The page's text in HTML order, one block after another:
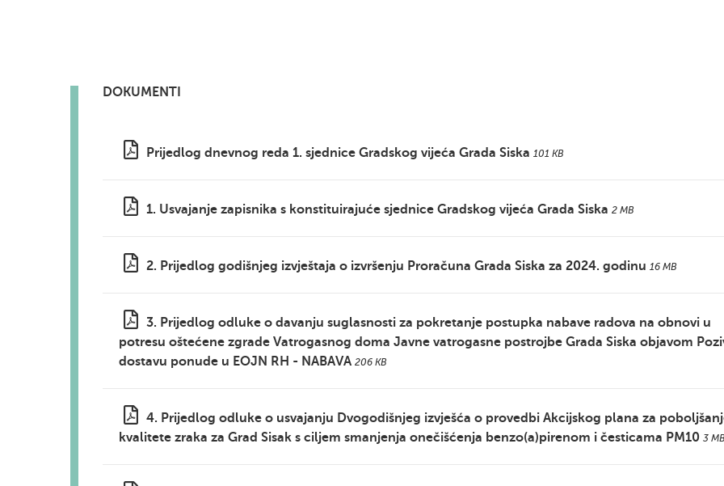
DOKUMENTI
Prijedlog dnevnog reda 1. sjednice Gradskog vijeća Grada Siska 101 KB
1. Usvajanje zapisnika s konstituirajuće sjednice Gradskog vijeća Grada Siska 2 MB
2. Prijedlog godišnjeg izvještaja o izvršenju Proračuna Grada Siska za 2024. godinu 16 MB
3. Prijedlog odluke o davanju suglasnosti za pokretanje postupka nabave radova na obnovi u
potresu oštećene zgrade Vatrogasnog doma Javne vatrogasne postrojbe Grada Siska objavom
dostavu ponude u EOJN RH - NABAVA 206 KB
4. Prijedlog odluke o usvajanju Dvogodišnjeg izvješća o provedbi Akcijskog plana za
kvalitete zraka za Grad Sisak s ciljem smanjenja onečišćenja benzo(a)pirenom i česticama PM10 3